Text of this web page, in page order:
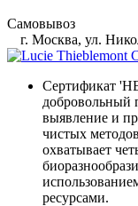
Самовывоз
г. Москва, ул.
Сертификат
добровольный
выявление и
чистых
охватывает
ресурсами.